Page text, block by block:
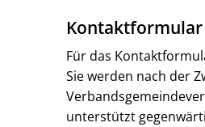
Kontaktformular
Für das
Sie werden nach der
unterstützt